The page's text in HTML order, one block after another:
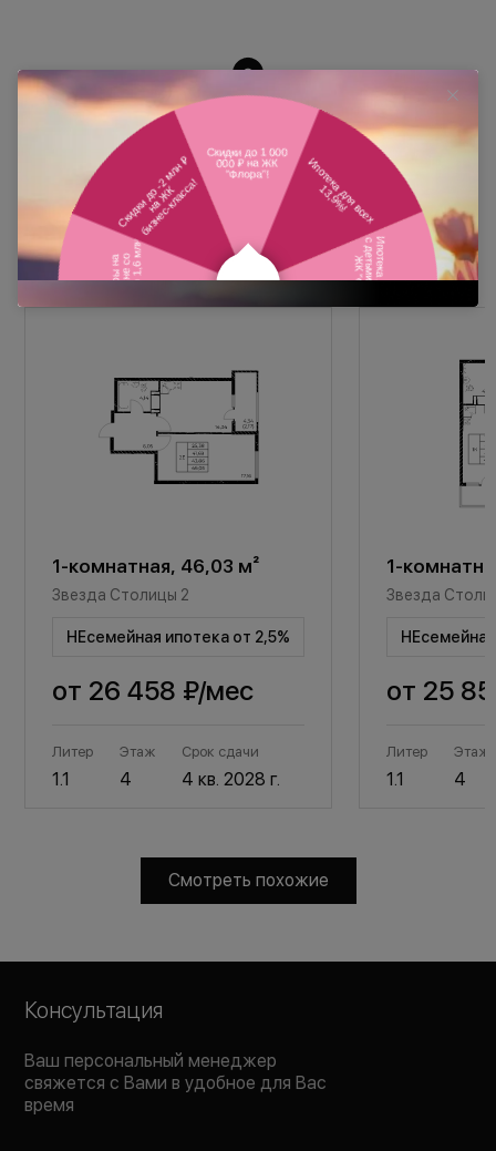
Похожие планировки
1-комнатная, 46,03 м²
Звезда Столицы 2
НЕсемейная ипотека от 2,5%
от 26 458 ₽/мес
Литер
1.1
Этаж
4
Срок сдачи
4 кв. 2028 г.
1-
Звезда
от 25
Литер
1.1
Этаж
4
Смотреть похожие
Консультация
Ваш персональный менеджер
свяжется с Вами в удобное для Вас
время